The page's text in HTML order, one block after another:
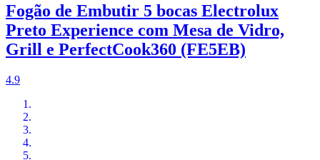
Fogão de Embutir 5 bocas Electrolux
Preto Experience com Mesa de Vidro,
Grill e PerfectCook360 (FE5EB)
4.9